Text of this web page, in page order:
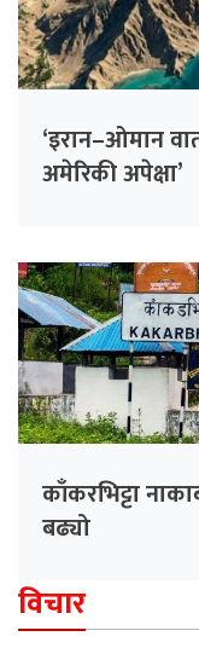
‘इरान–ओमान
अमेरिकी अपेक्षा’
काँकरभिट्टा
बढ्यो
विचार